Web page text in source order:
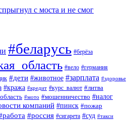
с моста и не смог
#беларусь #берёза
#вело #германия
#дети #животное #зарплата #здоровье
#кража #кредит #курс_валют #литва
#мото #мошенничество #налог
компаний #пинск #пожар
#россия #сигарета #суд #такси